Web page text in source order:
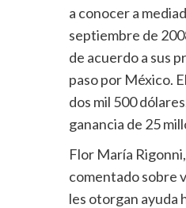
a conocer a
septiembre de
de acuerdo a sus
paso por México.
dos mil 500
ganancia de 25
Flor María
comentado sobre
les otorgan ayuda